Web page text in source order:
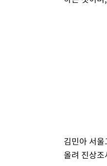
김민아 서
올려 진상